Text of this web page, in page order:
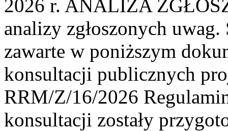
2026 r. ANALIZA
analizy zgłoszonych
zawarte w poniższym
konsultacji publicznych
RRM/Z/16/2026
konsultacji zostały